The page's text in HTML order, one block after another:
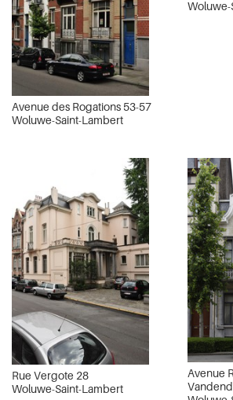
Avenue des Rogations 53-57
Woluwe-Saint-Lambert
Rue Vergote 28
Woluwe-Saint-Lambert
Avenue